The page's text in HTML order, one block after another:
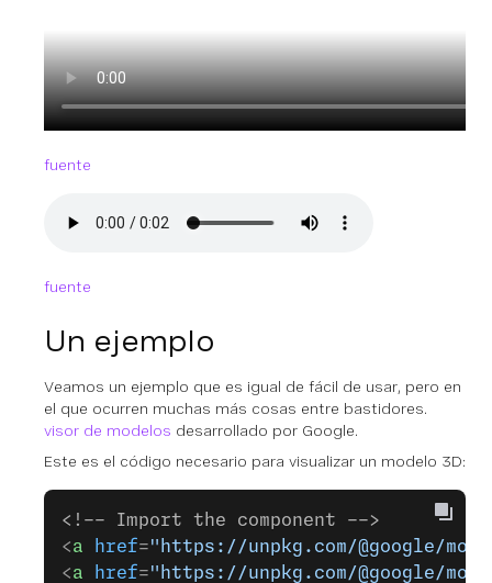
fuente
fuente
Un ejemplo
Veamos un ejemplo que es igual de fácil de usar, pero en
el que ocurren muchas más cosas entre bastidores.
visor de modelos desarrollado por Google.
Este es el código necesario para visualizar un modelo 3D:
<!-- Import the component -->
<a href="https://unpkg.com/@google/
<a href="https://unpkg.com/@google/